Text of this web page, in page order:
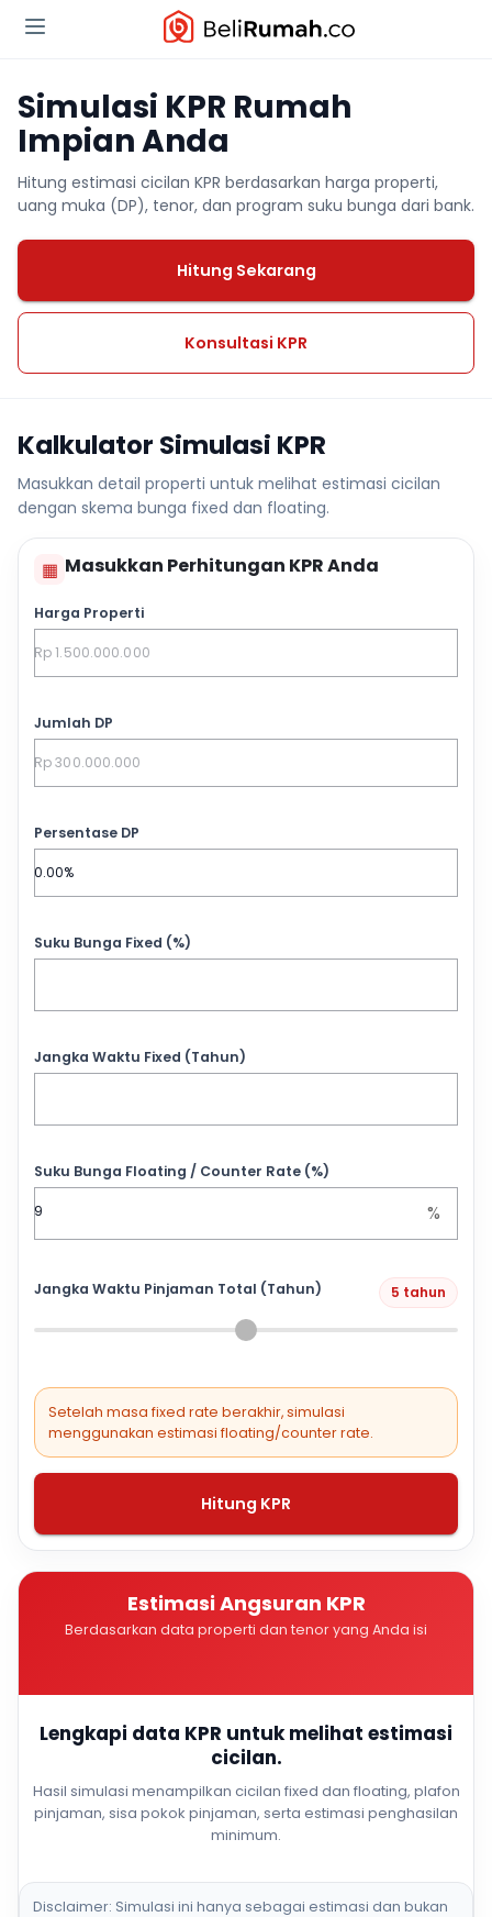
Simulasi KPR Rumah
Impian Anda
Hitung estimasi cicilan KPR berdasarkan harga properti,
uang muka (DP), tenor, dan program suku bunga dari bank.
Hitung Sekarang
Konsultasi KPR
Kalkulator Simulasi KPR
Masukkan detail properti untuk melihat estimasi cicilan
dengan skema bunga fixed dan floating.
▦ Masukkan Perhitungan KPR Anda
Harga Properti
Jumlah DP
Persentase DP
Suku Bunga Fixed (%)
Jangka Waktu Fixed (Tahun)
Suku Bunga Floating / Counter Rate (%)
%
Jangka Waktu Pinjaman Total (Tahun) 5 tahun
Setelah masa fixed rate berakhir, simulasi
menggunakan estimasi floating/counter rate.
Hitung KPR
Estimasi Angsuran KPR
Berdasarkan data properti dan tenor yang Anda isi
Lengkapi data KPR untuk melihat estimasi
cicilan.
Hasil simulasi menampilkan cicilan fixed dan floating, plafon
pinjaman, sisa pokok pinjaman, serta estimasi penghasilan
minimum.
Disclaimer: Simulasi ini hanya sebagai estimasi dan bukan